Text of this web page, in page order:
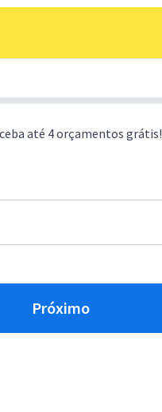
até 4 orçamentos grátis!
Próximo